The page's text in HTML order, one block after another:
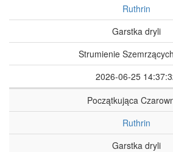
Ruthrin
Garstka dryli
Strumienie
2026-06-25
Początkująca
Ruthrin
Garstka dryli